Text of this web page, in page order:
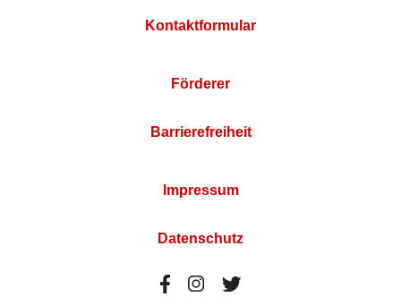
Kontaktformular
Förderer
Barrierefreiheit
Impressum
Datenschutz